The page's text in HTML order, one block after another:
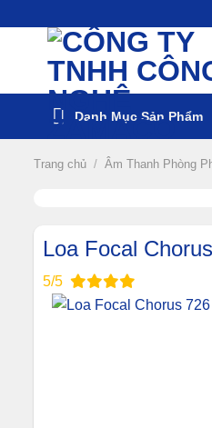
Danh Mục Sản Phẩm
Trang chủ / Âm Thanh Phòng
Loa Focal
5/5